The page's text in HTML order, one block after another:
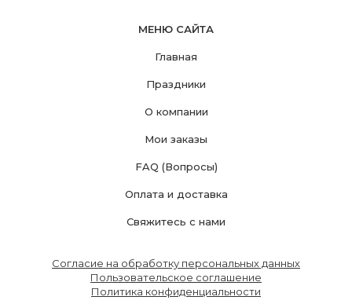
МЕНЮ САЙТА
Главная
Праздники
О компании
Мои заказы
FAQ (Вопросы)
Оплата и доставка
Свяжитесь с нами
Согласие на обработку персональных данных
Пользовательское соглашение
Политика конфиденциальности